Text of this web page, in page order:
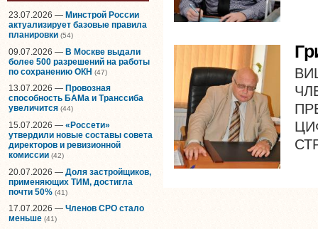
23.07.2026 — Минстрой России
актуализирует базовые правила
планировки (54)
09.07.2026 — В Москве выдали
более 500 разрешений на работы
по сохранению ОКН (47)
13.07.2026 — Провозная
способность БАМа и Транссиба
увеличится (44)
15.07.2026 — «Россети»
утвердили новые составы совета
директоров и ревизионной
комиссии (42)
20.07.2026 — Доля застройщиков,
применяющих ТИМ, достигла
почти 50% (41)
17.07.2026 — Членов СРО стало
меньше (41)